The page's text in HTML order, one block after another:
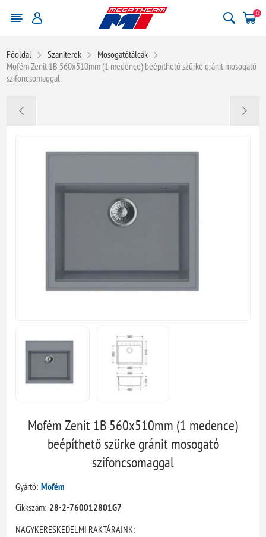
0
Főoldal Szaniterek
Mosogatótálcák
Mofém Zenit 1B 560x510mm (1 medence) beépíthető szürke gránit mosogató
szifoncsomaggal
Mofém Zenit 1B 560x510mm (1 medence)
beépíthető szürke gránit mosogató
szifoncsomaggal
Gyártó: Mofém
Cikkszám: 28-2-760012801G7
NAGYKERESKEDELMI RAKTÁRAINK: